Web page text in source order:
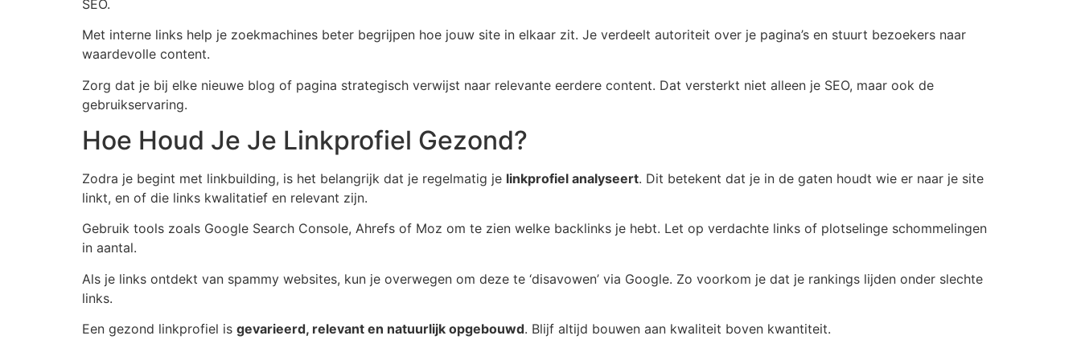
SEO.
Met interne links help je zoekmachines beter begrijpen hoe jouw site in elkaar zit. Je verdeelt autoriteit over je pagina’s en stuurt bezoekers naar
waardevolle content.
Zorg dat je bij elke nieuwe blog of pagina strategisch verwijst naar relevante eerdere content. Dat versterkt niet alleen je SEO, maar ook de
gebruikservaring.
Hoe Houd Je Je Linkprofiel Gezond?
Zodra je begint met linkbuilding, is het belangrijk dat je regelmatig je linkprofiel analyseert. Dit betekent dat je in de gaten houdt wie er naar je site
linkt, en of die links kwalitatief en relevant zijn.
Gebruik tools zoals Google Search Console, Ahrefs of Moz om te zien welke backlinks je hebt. Let op verdachte links of plotselinge schommelingen
in aantal.
Als je links ontdekt van spammy websites, kun je overwegen om deze te ‘disavowen’ via Google. Zo voorkom je dat je rankings lijden onder slechte
links.
Een gezond linkprofiel is gevarieerd, relevant en natuurlijk opgebouwd. Blijf altijd bouwen aan kwaliteit boven kwantiteit.